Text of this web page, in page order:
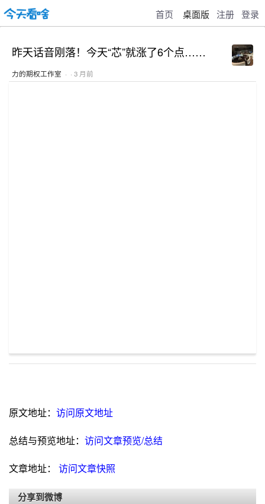
首页 桌面版 注册 登录
昨天话音刚落！今天“芯”就涨了6个点……
力的期权工作室 · · 3 月前
原文地址： 访问原文地址
总结与预览地址： 访问文章预览/总结
文章地址： 访问文章快照
分享到微博